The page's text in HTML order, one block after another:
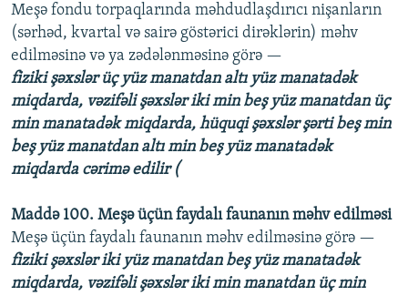
Meşə fondu torpaqlarında məhdudlaşdırıcı nişanların
(sərhəd, kvartal və sairə göstərici dirəklərin) məhv
edilməsinə və ya zədələnməsinə görə —
fiziki şəxslər üç yüz manatdan altı yüz manatadək
miqdarda, vəzifəli şəxslər iki min beş yüz manatdan üç
min manatadək miqdarda, hüquqi şəxslər şərti beş min
beş yüz manatdan altı min beş yüz manatadək
miqdarda cərimə edilir (
Maddə 100. Meşə üçün faydalı faunanın məhv edilməsi
Meşə üçün faydalı faunanın məhv edilməsinə görə —
fiziki şəxslər iki yüz manatdan beş yüz manatadək
miqdarda, vəzifəli şəxslər iki min manatdan üç min